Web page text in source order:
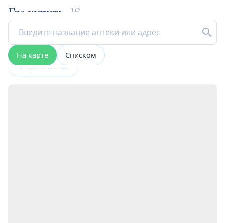
Где купить 16
На карте Списком
Открыта сейчас